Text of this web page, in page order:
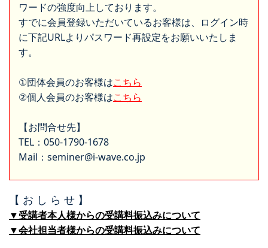
ワードの強度向上しております。
すでに会員登録いただいているお客様は、ログイン時
に下記URLよりパスワード再設定をお願いいたしま
す。
①団体会員のお客様はこちら
②個人会員のお客様はこちら
【お問合せ先】
TEL：050-1790-1678
Mail：seminer@i-wave.co.jp
【 お し ら せ 】
▼受講者本人様からの受講料振込みについて
▼会社担当者様からの受講料振込みについて